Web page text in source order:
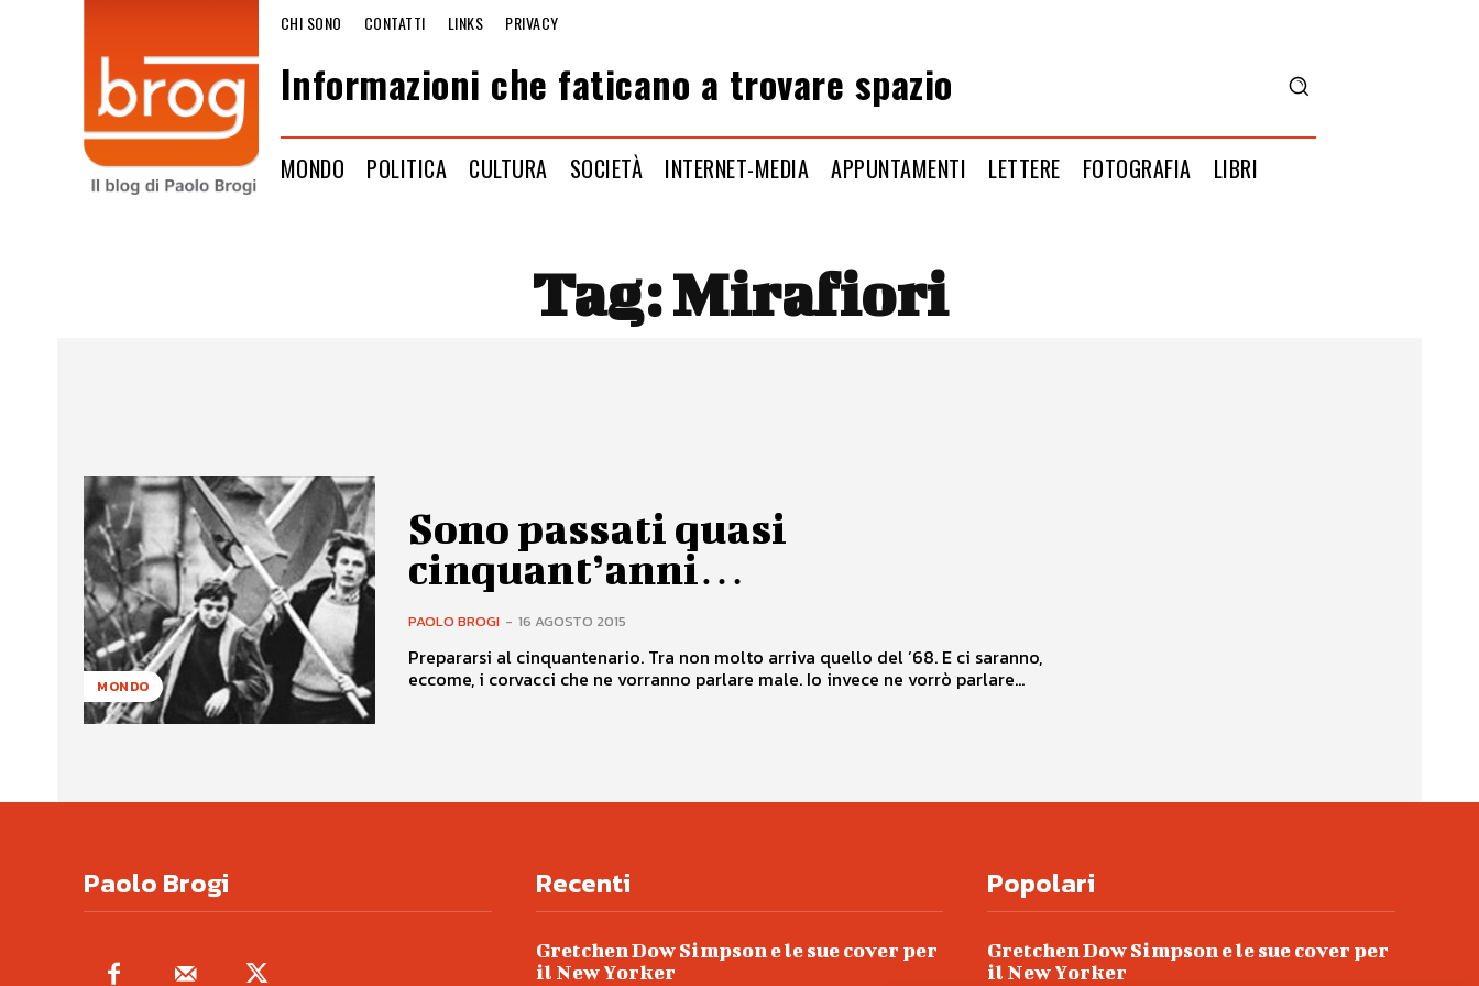
CHI SONO CONTATTI LINKS PRIVACY
Informazioni che faticano a trovare spazio
MONDO POLITICA CULTURA SOCIETÀ INTERNET-MEDIA APPUNTAMENTI LETTERE FOTOGRAFIA LIBRI
Tag:Mirafiori
MONDO
Sono passati quasi
cinquant’anni…
PAOLO BROGI - 16 AGOSTO 2015
Prepararsi al cinquantenario. Tra non molto arriva quello del ’68. E ci saranno,
eccome, i corvacci che ne vorranno parlare male. Io invece ne vorrò parlare...
Paolo Brogi Recenti
Gretchen Dow Simpson e le sue cover per
il New Yorker
Popolari
Gretchen Dow Simpson e le sue cover per
il New Yorker